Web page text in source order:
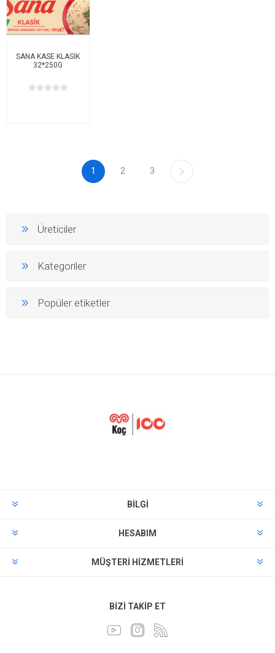
SANA KASE KLASİK
32*250G
1 2 3
Üreticiler
Kategoriler
Popüler etiketler
BILGI
HESABIM
MÜŞTERI HIZMETLERI
BIZI TAKIP ET